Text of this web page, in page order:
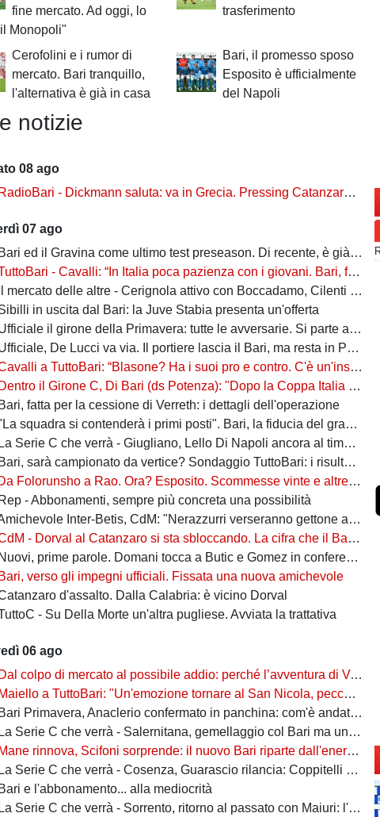
fine mercato. Ad oggi, lo
Monopoli"
trasferimento
Cerofolini e i rumor di
mercato. Bari tranquillo,
l'alternativa è già in casa
Bari, il promesso sposo
Esposito è ufficialmente
del Napoli
notizie
08 ago
RadioBari - Dickmann saluta: va in Grecia. Pressing Catanzaro per Dorval, Vicari piace ad una pugliese
07 ago
Bari ed il Gravina come ultimo test preseason. Di recente, è già successo due volte
- Cavalli: “In Italia poca pazienza con i giovani. Bari, fai la cosa più bella: ti spiego come”
Il mercato delle altre - Cerignola attivo con Boccadamo, Cilenti e Padula. Casertana su Antonio Ferrara. Della Morte piace al Foggia
in uscita dal Bari: la Juve Stabia presenta un'offerta
il girone della Primavera: tutte le avversarie. Si parte a settembre
De Lucci va via. Il portiere lascia il Bari, ma resta in Puglia
a TuttoBari: “Blasone? Ha i suoi pro e contro. C'è un'insidia enorme: favoriti sì, ma non basta”
Dentro il Girone C, Di Bari (ds Potenza): "Dopo la Coppa Italia vinta, vogliamo infastidire ancora. Vi nomino qualche nostro giovane"
Bari, fatta per la cessione di Verreth: i dettagli dell'operazione
squadra si contenderà i primi posti". Bari, la fiducia del grande ex
La Serie C che verrà - Giugliano, Lello Di Napoli ancora al timone: il re delle salvezze vuole evitare un'altra stagione da brividi
Bari, sarà campionato da vertice? Sondaggio TuttoBari: i risultati provvisori
Folorunsho a Rao. Ora? Esposito. Scommesse vinte e altre perse sull'asse Napoli-Bari
Rep - Abbonamenti, sempre più concreta una possibilità
Inter-Betis, CdM: "Nerazzurri verseranno gettone al Bari. E verrà girato al Comune"
- Dorval al Catanzaro si sta sbloccando. La cifra che il Bari incasserebbe
Nuovi, prime parole. Domani tocca a Butic e Gomez in conferenza
Bari, verso gli impegni ufficiali. Fissata una nuova amichevole
d'assalto. Dalla Calabria: è vicino Dorval
- Su Della Morte un'altra pugliese. Avviata la trattativa
06 ago
Dal colpo di mercato al possibile addio: perché l’avventura di Verreth al Bari non è mai davvero sbocciata
Maiello a TuttoBari: "Un'emozione tornare al San Nicola, peccato per il poco pubblico. Bari? Ben costruito"
Bari Primavera, Anaclerio confermato in panchina: com'è andata la scorsa stagione?
La Serie C che verrà - Salernitana, gemellaggio col Bari ma una sola missione: tornare subito in Serie B
Mane rinnova, Scifoni sorprende: il nuovo Bari riparte dall'energia verde
La Serie C che verrà - Cosenza, Guarascio rilancia: Coppitelli per riportare i lupi in Serie B
Bari e l'abbonamento... alla mediocrità
La Serie C che verrà - Sorrento, ritorno al passato con Maiuri: l'obiettivo è una salvezza senza affanni